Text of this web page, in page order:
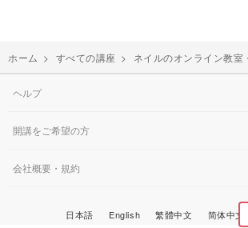
ホーム > すべての講座 > ネイルのオンライン教室
ヘルプ
開講をご希望の方
会社概要・規約
日本語 English 繁體中文 简体中文